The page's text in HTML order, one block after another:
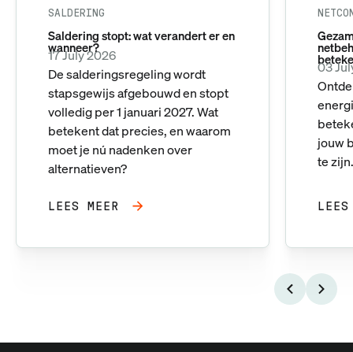
SALDERING
Saldering stopt: wat verandert er en
wanneer?
17 July 2026
De salderingsregeling wordt
stapsgewijs afgebouwd en stopt
volledig per 1 januari 2027. Wat
betekent dat precies, en waarom
moet je nú nadenken over
alternatieven?
LEES MEER
03
jouw
te
LEES